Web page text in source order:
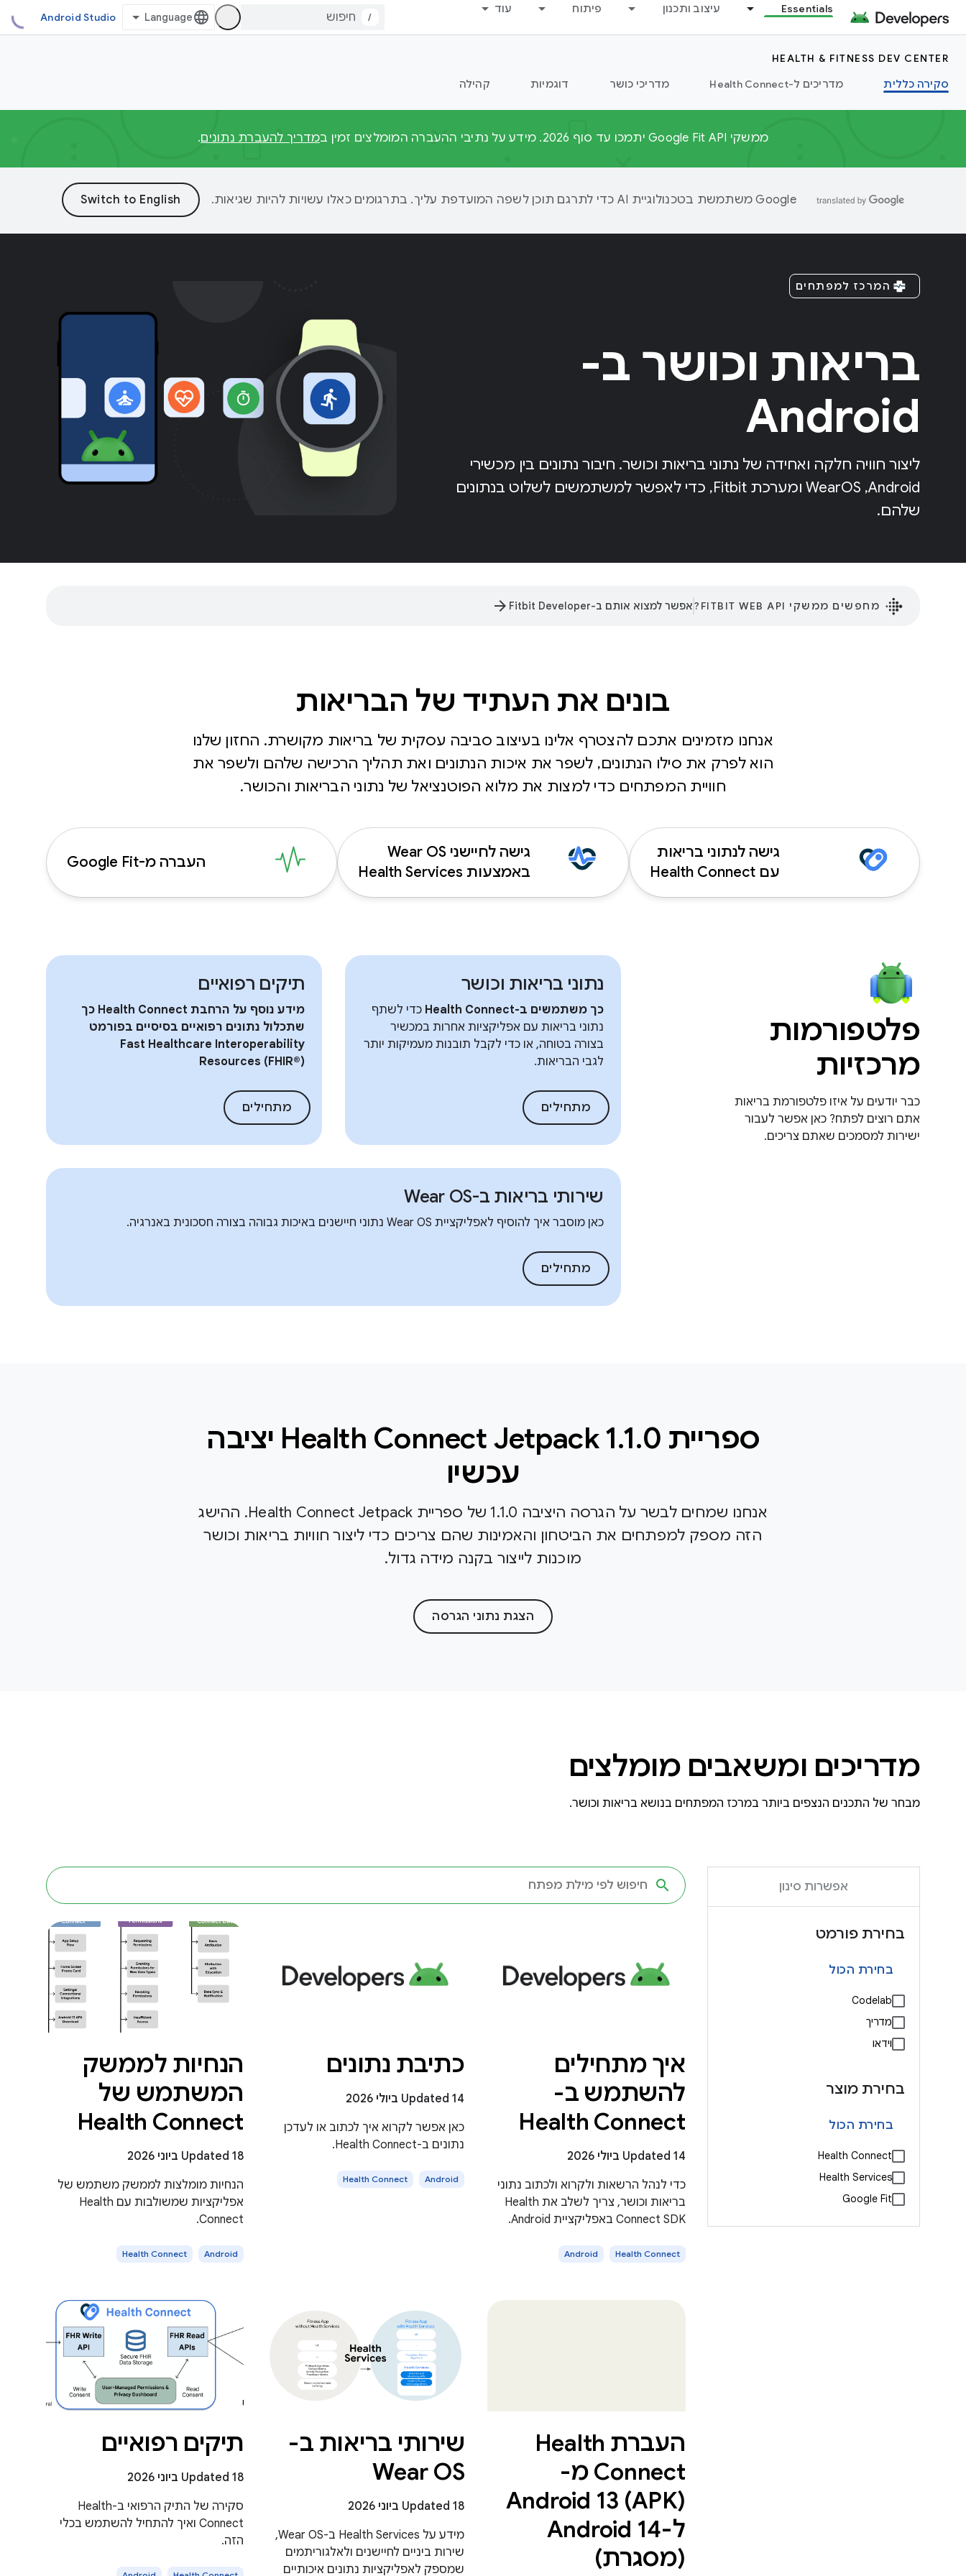
Essentials עיצוב ותכנון פיתוח עוד
/
Android Studio
HEALTH & FITNESS DEV CENTER
סקירה כללית
מדריכים ל-Health Connect מדריכי כושר דוגמיות קהילה
ממשקי Google Fit API יתמכו עד סוף 2026. מידע על נתיבי ההעברה המומלצים זמין ב מדריך להעברת נתונים.
‫Google משתמשת בטכנולוגיית AI כדי לתרגם תוכן לשפה המועדפת עליך. בתרגומים כאלו עשויות להיות שגיאות.
המרכז למפתחים
בריאות וכושר ב-
Android
ליצור חוויה חלקה ואחידה של נתוני בריאות וכושר. חיבור נתונים בין מכשירי
Android,‏ WearOS ומערכת Fitbit, כדי לאפשר למשתמשים לשלוט בנתונים
שלהם.
מחפשים ממשקי FITBIT WEB API? אפשר למצוא אותם ב-Fitbit Developer arrow_forward
בונים את העתיד של הבריאות
אנחנו מזמינים אתכם להצטרף אלינו בעיצוב סביבה עסקית של בריאות מקושרת. החזון שלנו
הוא לפרק את סילו הנתונים, לשפר את איכות הנתונים ואת תהליך הרכישה שלהם ולשפר את
חוויית המפתחים כדי למצות את מלוא הפוטנציאל של נתוני הבריאות והכושר.
גישה לנתוני בריאות
עם Health Connect
גישה לחיישני Wear OS
באמצעות Health Services
העברה מ-Google Fit
פלטפורמות
מרכזיות
כבר יודעים על איזו פלטפורמת בריאות
אתם רוצים לפתח? כאן אפשר לעבור
ישירות למסמכים שאתם צריכים.
נתוני בריאות וכושר
כך משתמשים ב-Health Connect
כדי לשתף
נתוני בריאות עם אפליקציות אחרות במכשיר
בצורה בטוחה, או כדי לקבל תובנות מעמיקות יותר
לגבי הבריאות.
מתחילים
תיקים רפואיים
מידע נוסף על הרחבת Health Connect כך
שתכלול נתונים רפואיים בסיסיים בפורמט
Fast Healthcare Interoperability
Resources (FHIR®)
מתחילים
שירותי בריאות ב-Wear OS
כאן מוסבר איך להוסיף לאפליקציית Wear OS נתוני חיישנים באיכות גבוהה בצורה חסכונית באנרגיה.
מתחילים
ספריית Health Connect Jetpack 1.1.0 יציבה
עכשיו
אנחנו שמחים לבשר על הגרסה היציבה 1.1.0 של ספריית Health Connect Jetpack. ההישג
הזה מספק למפתחים את הביטחון והאמינות שהם צריכים כדי ליצור חוויות בריאות וכושר
מוכנות לייצור בקנה מידה גדול.
הצגת נתוני הגרסה
מדריכים ומשאבים מומלצים
מבחר של התכנים הנצפים ביותר במרכז המפתחים בנושא בריאות וכושר.
אפשרות סינון
בחירת פורמט
בחירת הכול
Codelab
מדריך
וידאו
בחירת מוצר
בחירת הכול
Health Connect
Health Services
Google Fit
איך מתחילים
להשתמש ב-
Health Connect
Updated 14 ביולי 2026
כדי לנהל הרשאות ולקרוא ולכתוב נתוני
בריאות וכושר, צריך לשלב את Health
Connect SDK באפליקציית Android.
Health Connect
Android
כתיבת נתונים
Updated 14 ביולי 2026
כאן אפשר לקרוא איך לכתוב או לעדכן
נתונים ב-Health Connect.
Android
Health Connect
הנחיות לממשק
המשתמש של
Health Connect
Updated 18 ביוני 2026
הנחיות מומלצות לממשק משתמש של
אפליקציות שמשולבות עם Health
Connect.
Android
Health Connect
העברת Health
Connect מ-
Android 13 (APK)
ל-Android 14
(מסגרת)
שירותי בריאות ב-
Wear OS
Updated 18 ביוני 2026
מידע על Health Services ב-Wear OS,
שירות ביניים לחיישנים ולאלגוריתמים
שמספק לאפליקציות נתונים איכותיים
תיקים רפואיים
Updated 18 ביוני 2026
סקירה של התיק הרפואי ב-Health
Connect ואיך להתחיל להשתמש בכלי
הזה.